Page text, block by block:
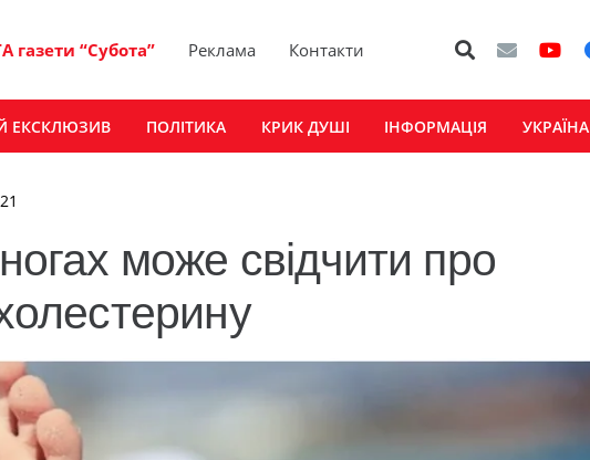
газети “Субота” Реклама Контакти
ЕКСКЛЮЗИВ ПОЛІТИКА КРИК ДУШІ ІНФОРМАЦІЯ УКРАЇНА
може свідчити про